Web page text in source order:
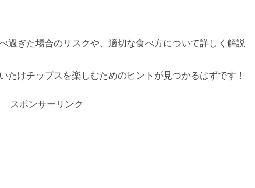
過ぎた場合のリスクや、適切な食べ方について詳しく解説
たけチップスを楽しむためのヒントが見つかるはずです！
スポンサーリンク